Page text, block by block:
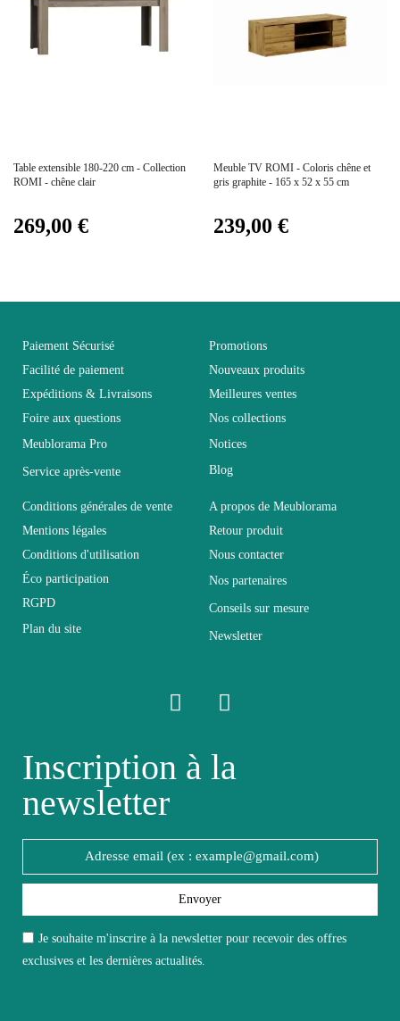
Coloris
Empilable Non Empilable
Entretien
Facile d'entretien avec un
Fixe Non fixe
Garantie 2 ans
Longueur
Style du
Type de
Table de chevet
Table extensible 180-220 cm - Collection
ROMI - chêne clair
269,00 €
Meuble TV ROMI - Coloris chêne et
gris graphite - 165 x 52 x 55 cm
239,00 €
Paiement Sécurisé
Facilité de paiement
Expéditions & Livraisons
Foire aux questions
Meublorama Pro
Service après-vente
Promotions
Nouveaux produits
Meilleures ventes
Nos collections
Notices
Blog
Conditions générales de vente
Mentions légales
Conditions d'utilisation
Éco participation
RGPD
Plan du site
A propos de Meublorama
Retour produit
Nous contacter
Nos partenaires
Conseils sur mesure
Newsletter
Inscription à la
newsletter
Envoyer
Je souhaite m'inscrire à la newsletter pour recevoir des offres
exclusives et les dernières actualités.